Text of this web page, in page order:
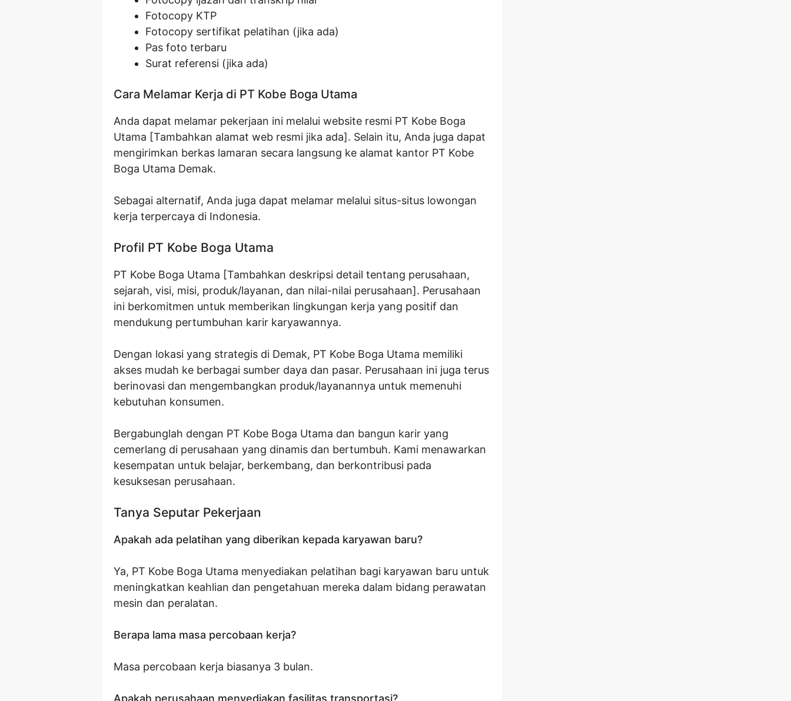
Fotocopy KTP
Fotocopy sertifikat pelatihan (jika ada)
Pas foto terbaru
Surat referensi (jika ada)
Cara Melamar Kerja di PT Kobe Boga Utama
Anda dapat melamar pekerjaan ini melalui website resmi PT Kobe Boga
Utama [Tambahkan alamat web resmi jika ada]. Selain itu, Anda juga dapat
mengirimkan berkas lamaran secara langsung ke alamat kantor PT Kobe
Boga Utama Demak.
Sebagai alternatif, Anda juga dapat melamar melalui situs-situs lowongan
kerja terpercaya di Indonesia.
Profil PT Kobe Boga Utama
PT Kobe Boga Utama [Tambahkan deskripsi detail tentang perusahaan,
sejarah, visi, misi, produk/layanan, dan nilai-nilai perusahaan]. Perusahaan
ini berkomitmen untuk memberikan lingkungan kerja yang positif dan
mendukung pertumbuhan karir karyawannya.
Dengan lokasi yang strategis di Demak, PT Kobe Boga Utama memiliki
akses mudah ke berbagai sumber daya dan pasar. Perusahaan ini juga terus
berinovasi dan mengembangkan produk/layanannya untuk memenuhi
kebutuhan konsumen.
Bergabunglah dengan PT Kobe Boga Utama dan bangun karir yang
cemerlang di perusahaan yang dinamis dan bertumbuh. Kami menawarkan
kesempatan untuk belajar, berkembang, dan berkontribusi pada
kesuksesan perusahaan.
Tanya Seputar Pekerjaan
Apakah ada pelatihan yang diberikan kepada karyawan baru?
Ya, PT Kobe Boga Utama menyediakan pelatihan bagi karyawan baru untuk
meningkatkan keahlian dan pengetahuan mereka dalam bidang perawatan
mesin dan peralatan.
Berapa lama masa percobaan kerja?
Masa percobaan kerja biasanya 3 bulan.
Apakah perusahaan menyediakan fasilitas transportasi?